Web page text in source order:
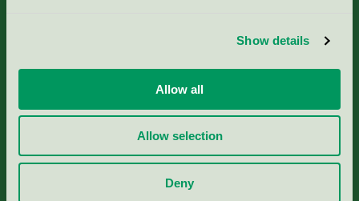
Show details
Allow all
Allow selection
Deny
Press
Om oss